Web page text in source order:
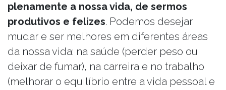
plenamente a nossa vida, de sermos
produtivos e felizes. Podemos desejar
mudar e ser melhores em diferentes áreas
da nossa vida: na saúde (perder peso ou
deixar de fumar), na carreira e no trabalho
(melhorar o equilíbrio entre a vida pessoal e